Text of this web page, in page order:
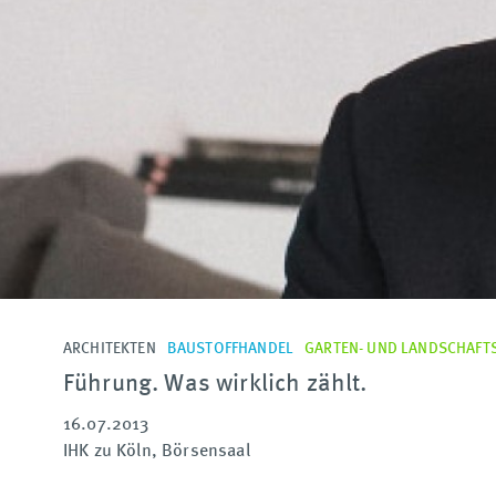
ARCHITEKTEN BAUSTOFFHANDEL GARTEN- UND
Führung. Was wirklich zählt.
16.07.2013
IHK zu Köln, Börsensaal